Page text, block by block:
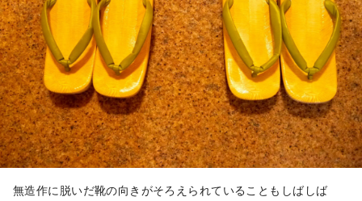
無造作に脱いだ靴の向きがそろえられていることもしばしば